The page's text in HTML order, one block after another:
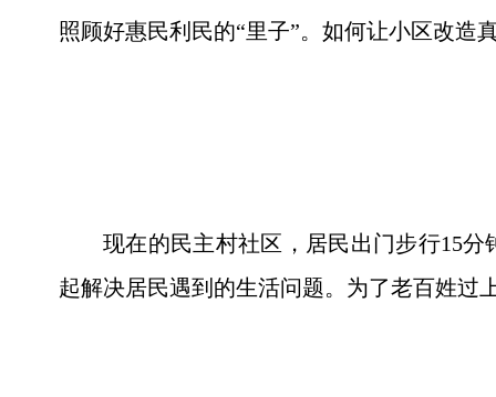
照顾好惠民利民的“里子”。如何让小区改造
现在的民主村社区，居民出门步行15
起解决居民遇到的生活问题。为了老百姓过